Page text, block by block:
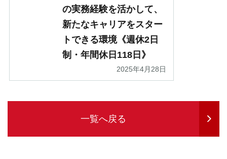
の実務経験を活かして、
新たなキャリアをスター
トできる環境《週休2日
制・年間休日118日》
2025年4月28日
一覧へ戻る